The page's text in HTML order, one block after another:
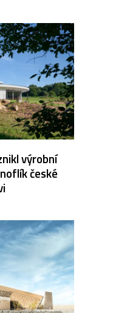
výrobní
české